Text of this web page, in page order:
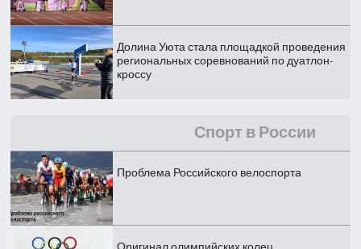
Долина Уюта стала площадкой проведения
региональных соревнований по дуатлон-
кроссу
Спорт в России
Проблема Российского велоспорта